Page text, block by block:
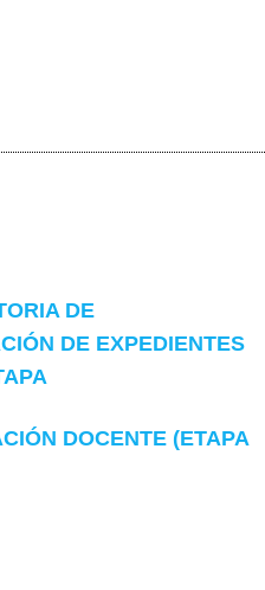
DE
DE EXPEDIENTES
DOCENTE (ETAPA